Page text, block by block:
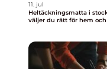
11. jul
Heltäckningsmatta i
väljer du rätt för hem